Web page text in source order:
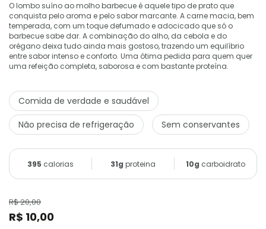
O lombo suíno ao molho barbecue é aquele tipo de prato que
conquista pelo aroma e pelo sabor marcante. A carne macia, bem
temperada, com um toque defumado e adocicado que só o
barbecue sabe dar. A combinação do alho, da cebola e do
orégano deixa tudo ainda mais gostoso, trazendo um equilíbrio
entre sabor intenso e conforto. Uma ótima pedida para quem quer
uma refeição completa, saborosa e com bastante proteína.
Comida de verdade e saudável
Não precisa de refrigeração
Sem conservantes
395 calorias 31g proteina 10g carboidrato
R$ 20,00
R$ 10,00
de
imagens